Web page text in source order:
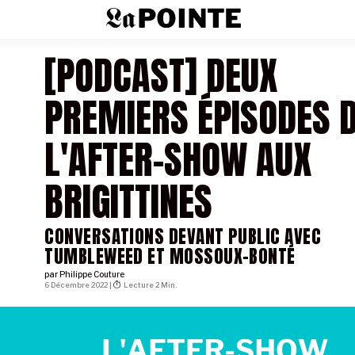
[PODCAST] DEUX
PREMIERS ÉPISODES
L'AFTER-SHOW AUX
BRIGITTINES
CONVERSATIONS DEVANT PUBLIC AVEC
TUMBLEWEED ET MOSSOUX-BONTÉ
par Philippe Couture
6 Décembre 2022 | Lecture 2 Min.